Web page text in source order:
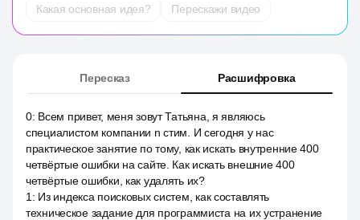
Какая основная идея?
Перескажи видео
Пересказ Расшифровка
0: Всем привет, меня зовут Татьяна, я являюсь
специалистом компании n стим. И сегодня у нас
практическое занятие по тому, как искать внутренние 400
четвёртые ошибки на сайте. Как искать внешние 400
четвёртые ошибки, как удалять их?
1 : Из индекса поисковых систем, как составлять
техническое задание для программиста на их устранение